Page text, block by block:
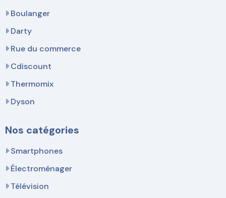
Boulanger
Darty
Rue du commerce
Cdiscount
Thermomix
Dyson
Nos catégories
Smartphones
Électroménager
Télévision